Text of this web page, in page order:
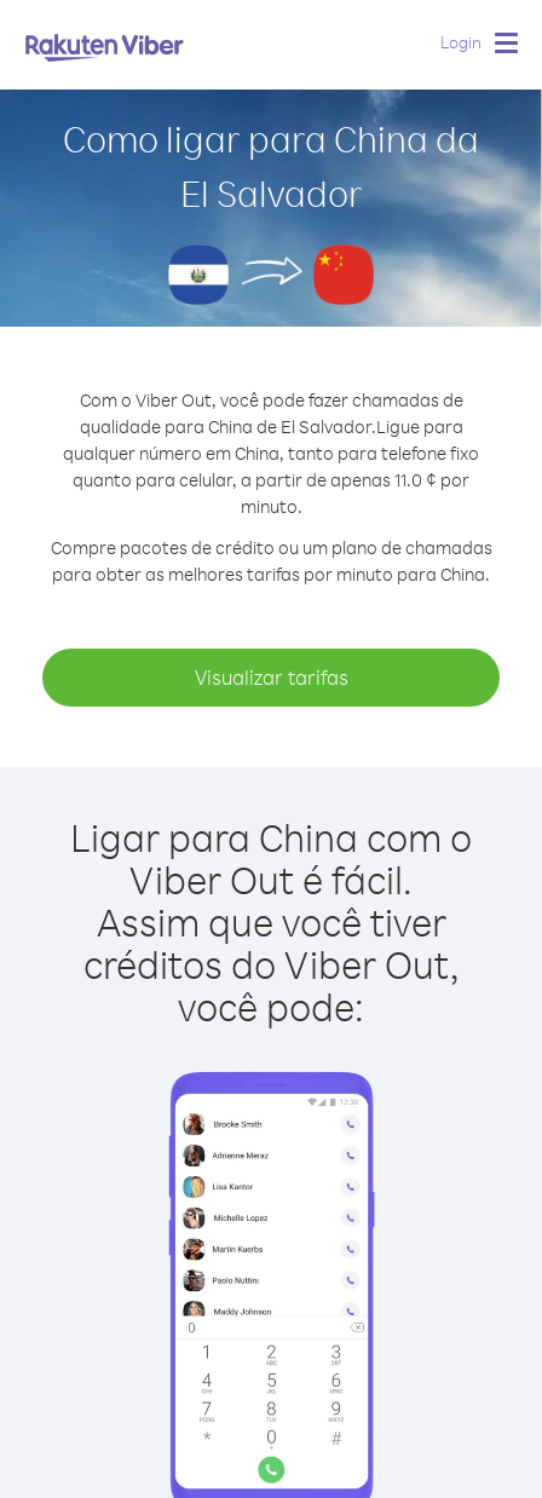
Login
Como ligar para China da
El Salvador
Com o Viber Out, você pode fazer chamadas de
qualidade para China de El Salvador.Ligue para
qualquer número em China, tanto para telefone fixo
quanto para celular, a partir de apenas 11.0 ¢ por
minuto.
Compre pacotes de crédito ou um plano de chamadas
para obter as melhores tarifas por minuto para China.
Visualizar tarifas
Ligar para China com o
Viber Out é fácil.
Assim que você tiver
créditos do Viber Out,
você pode: